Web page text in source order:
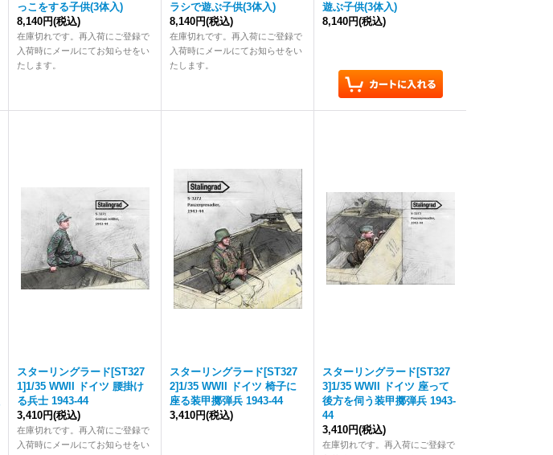
っこをする子供(3体入)
8,140円(税込)
在庫切れです。再入荷にご登録で
入荷時にメールにてお知らせをい
たします。
ラシで遊ぶ子供(3体入)
8,140円(税込)
在庫切れです。再入荷にご登録で
入荷時にメールにてお知らせをい
たします。
遊ぶ子供(3体入)
8,140円(税込)
スターリングラード[ST327
1]1/35 WWII ドイツ 腰掛け
る兵士 1943-44
3,410円(税込)
在庫切れです。再入荷にご登録で
入荷時にメールにてお知らせをい
スターリングラード[ST327
2]1/35 WWII ドイツ 椅子に
座る装甲擲弾兵 1943-44
3,410円(税込)
スターリングラード[ST327
3]1/35 WWII ドイツ 座って
後方を伺う装甲擲弾兵 1943-
44
3,410円(税込)
在庫切れです。再入荷にご登録で